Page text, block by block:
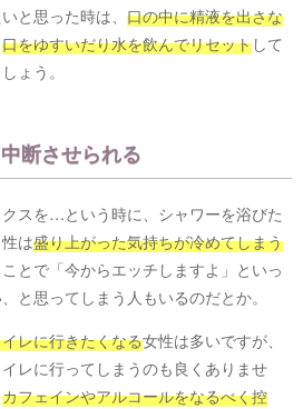
と思った時は、 口の中に精液を出さな
口をゆすいだり水を飲んでリセットして
ょう。
断させられる
スを…という時に、シャワーを浴びた
は盛り上がった気持ちが冷めてしまう
とで「今からエッチしますよ」といっ
と思ってしまう人もいるのだとか。
レに行きたくなる女性は多いですが、
レに行ってしまうのも良くありませ
カフェインやアルコールをなるべく控